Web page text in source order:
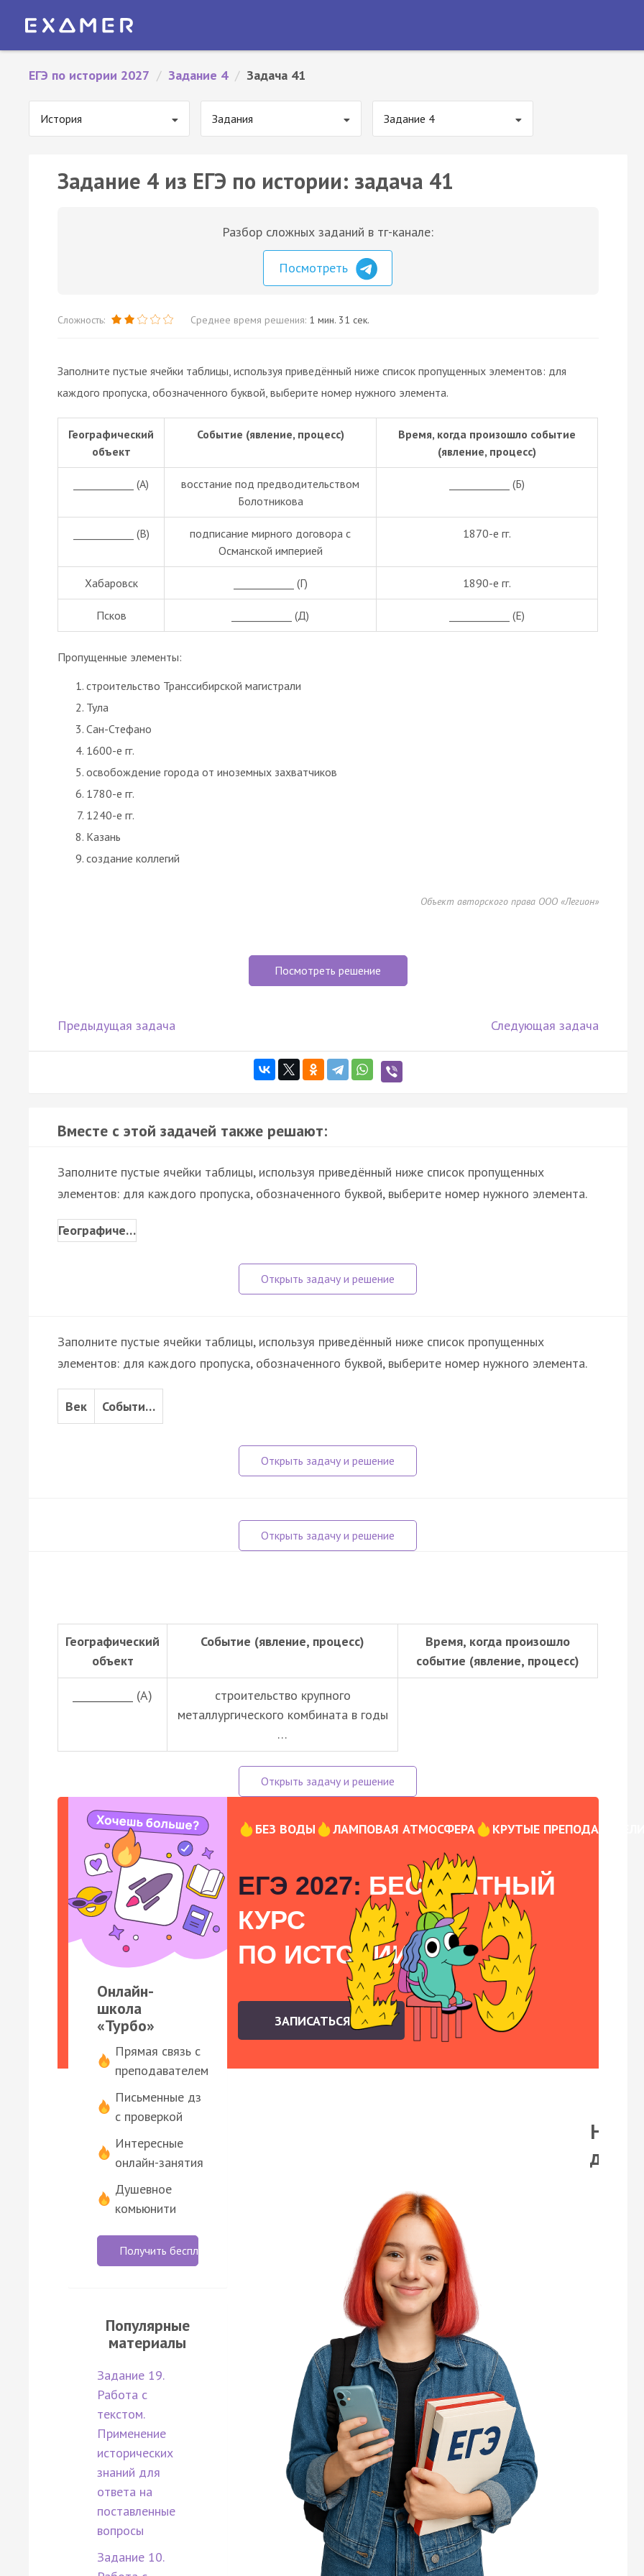
ЕГЭ по истории 2027 / Задание 4 / Задача 41
История Задания Задание 4
Задание 4 из ЕГЭ по истории: задача 41
Разбор сложных заданий в тг-канале:
Посмотреть
Сложность: Среднее время решения: 1 мин. 31 сек.
Заполните пустые ячейки таблицы, используя приведённый ниже список пропущенных элементов: для
каждого пропуска, обозначенного буквой, выберите номер нужного элемента.
Географический
объект
Событие (явление, процесс)
Время, когда произошло событие
(явление, процесс)
____________ (А)
восстание под предводительством
Болотникова
____________ (Б)
____________ (В)
подписание мирного договора с
Османской империей
1870-е гг.
Хабаровск ____________ (Г) 1890-е гг.
Псков ____________ (Д) ____________ (Е)
Пропущенные элементы:
строительство Транссибирской магистрали
Тула
Сан-Стефано
1600-е гг.
освобождение города от иноземных захватчиков
1780-е гг.
1240-е гг.
Казань
создание коллегий
Объект авторского права ООО «Легион»
Посмотреть решение
Предыдущая задача Следующая задача
Вместе с этой задачей также решают:
Заполните пустые ячейки таблицы, используя приведённый ниже список пропущенных
элементов: для каждого пропуска, обозначенного буквой, выберите номер нужного элемента.
Географиче…
Заполните пустые ячейки таблицы, используя приведённый ниже список пропущенных
элементов: для каждого пропуска, обозначенного буквой, выберите номер нужного элемента.
Век Событи…
Географический
объект
Событие (явление, процесс)
Время, когда произошло
событие (явление, процесс)
____________ (А)
строительство крупного
металлургического комбината в годы
…
Онлайн-
школа
«Турбо»
Прямая связь с
преподавателем
Письменные дз
с проверкой
Интересные
онлайн-занятия
Душевное
комьюнити
Получить бесплатно
Популярные
материалы
Задание 19.
Работа с
текстом.
Применение
исторических
знаний для
ответа на
поставленные
вопросы
Задание 10.
БЕЗ ВОДЫ ЛАМПОВАЯ АТМОСФЕРА КРУТЫЕ
ЕГЭ 2027: БЕСПЛАТНЫЙ
КУРС
ПО ИСТОРИИ
ЗАПИСАТЬСЯ
На